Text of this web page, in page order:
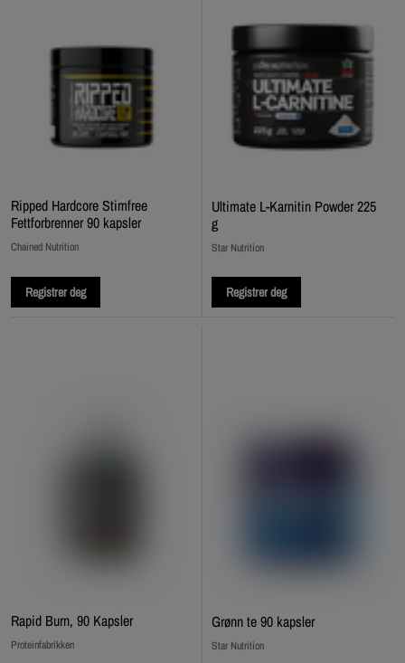
Ripped Hardcore Stimfree
Fettforbrenner 90 kapsler
Chained Nutrition
Registrer deg
Ultimate L-Karnitin Powder 225
g
Star Nutrition
Registrer deg
Rapid Burn, 90 Kapsler
Proteinfabrikken
Grønn te 90 kapsler
Star Nutrition